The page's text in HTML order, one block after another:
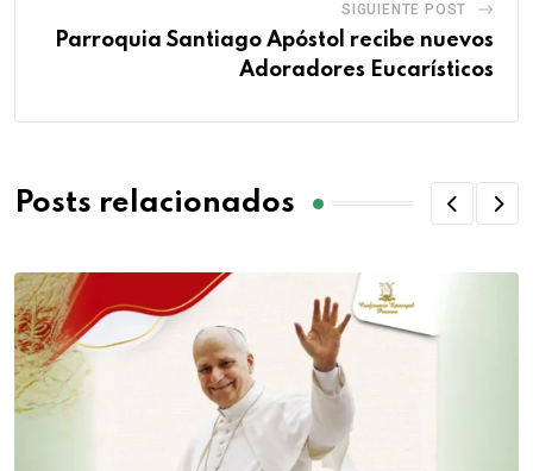
SIGUIENTE POST
Parroquia Santiago Apóstol recibe nuevos
Adoradores Eucarísticos
Posts relacionados